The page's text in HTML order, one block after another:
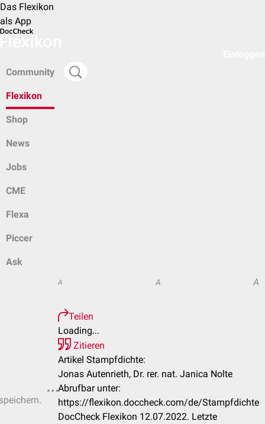
Das Flexikon
als App
Community
Flexikon
Shop
News
Jobs
CME
Flexa
Piccer
Ask
A A A
Teilen
Loading...
Zitieren
Artikel Stampfdichte:
Jonas Autenrieth, Dr. rer. nat. Janica Nolte
Abrufbar unter:
https://flexikon.doccheck.com/de/Stampfdichte
DocCheck Flexikon 12.07.2022. Letzte